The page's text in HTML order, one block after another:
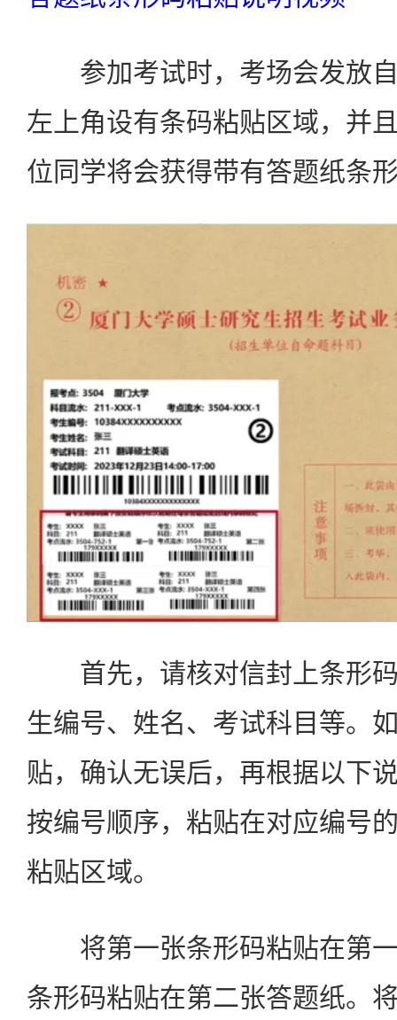
参加考试时，考场会发放自
左上角设有条码粘贴区域，并
位同学将会获得带有答题纸条
首先，请核对信封上条形码
生编号、姓名、考试科目等。
贴，确认无误后，再根据以下
按编号顺序，粘贴在对应编号
粘贴区域。
将第一张条形码粘贴在第一
条形码粘贴在第二张答题纸。